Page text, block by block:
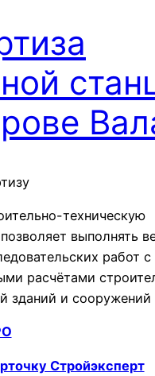
техническую
выполнять
работ с
расчётами
зданий и сооружений
Стройэксперт